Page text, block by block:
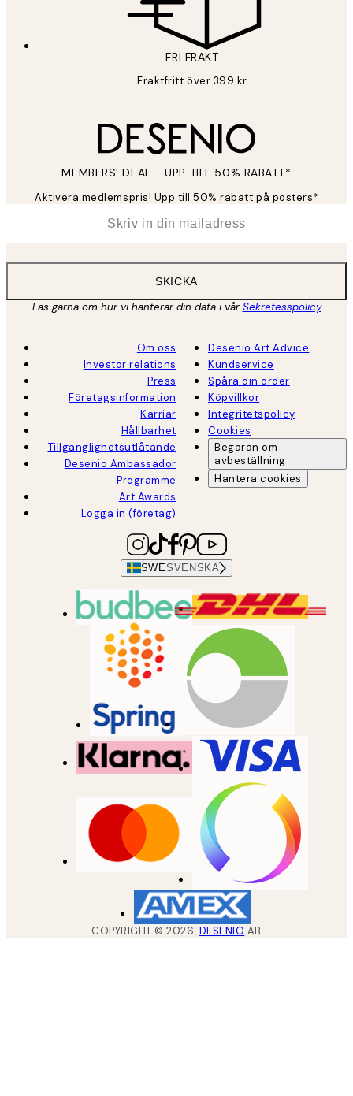
FRI FRAKT
Fraktfritt över 399 kr
MEMBERS' DEAL - UPP TILL 50% RABATT*
Aktivera medlemspris! Upp till 50% rabatt på posters*
SKICKA
Läs gärna om hur vi hanterar din data i vårSekretesspolicy
Om oss
Investor relations
Press
Företagsinformation
Karriär
Hållbarhet
Tillgänglighetsutlåtande
Desenio Ambassador
Programme
Art Awards
Logga in (företag)
Desenio Art Advice
Kundservice
Spåra din order
Köpvillkor
Integritetspolicy
Cookies
Begäran om
avbeställning
Hantera cookies
SWESVENSKA
COPYRIGHT ©2026, DESENIO AB